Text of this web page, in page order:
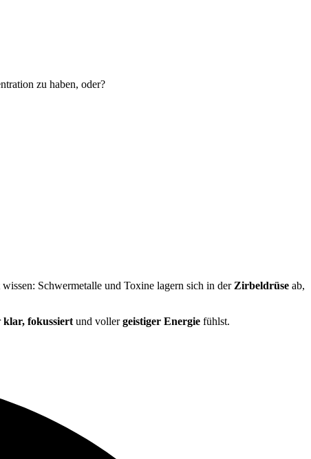
zu haben, oder?
Schwermetalle und Toxine lagern sich in der Zirbeldrüse ab,
klar, fokussiert und vollergeistiger Energie fühlst.